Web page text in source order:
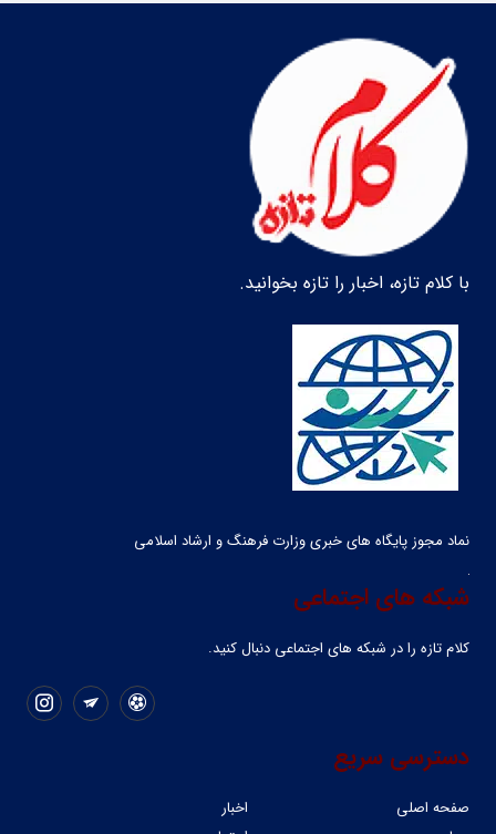
با کلام تازه، اخبار را تازه بخوانید.
نماد مجوز پایگاه های خبری وزارت فرهنگ و ارشاد اسلامی
شبکه های اجتماعی
کلام تازه را در شبکه ‌های اجتماعی دنبال کنید.
دسترسی سریع
صفحه اصلی
اخبار